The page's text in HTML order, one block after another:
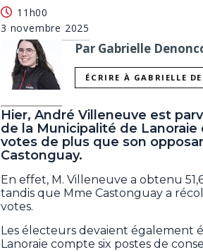
11h00
3 novembre 2025
Par Gabrielle
ÉCRIRE À GABRIELLE
Hier, André Villeneuve est
de la Municipalité de
votes de plus que son
Castonguay.
En effet, M. Villeneuve a obtenu
tandis que Mme Castonguay a
votes.
Les électeurs devaient également
Lanoraie compte six postes de